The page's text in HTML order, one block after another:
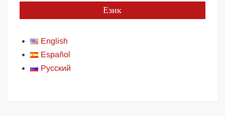
Език
English
Español
Русский